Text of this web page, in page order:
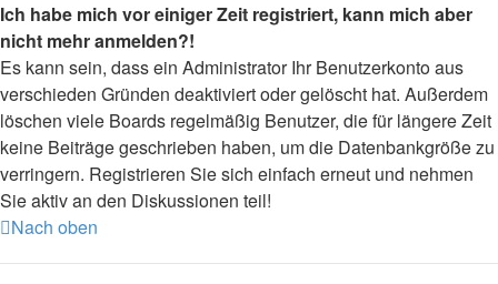
Ich habe mich vor einiger Zeit registriert, kann mich aber
nicht mehr anmelden?!
Es kann sein, dass ein Administrator Ihr Benutzerkonto aus
verschieden Gründen deaktiviert oder gelöscht hat. Außerdem
löschen viele Boards regelmäßig Benutzer, die für längere Zeit
keine Beiträge geschrieben haben, um die Datenbankgröße zu
verringern. Registrieren Sie sich einfach erneut und nehmen
Sie aktiv an den Diskussionen teil!
Nach oben